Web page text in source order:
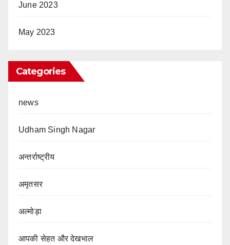
June 2023
May 2023
Categories
news
Udham Singh Nagar
अन्तर्राष्ट्रीय
अमृतसर
अल्मोड़ा
आपकी सेहत और देखभाल